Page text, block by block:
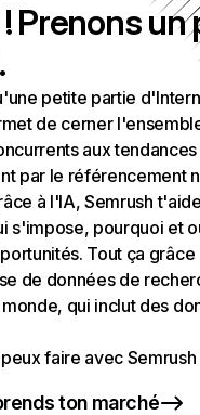
Prenons un
petite partie
de cerner
aux
par le référencement
à l'IA, Semrush
s'impose, pourquoi et
Tout ça grâce
de données de
qui inclut des
faire avec Semrush
ton marché